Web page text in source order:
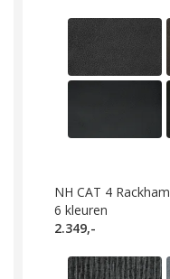
NH CAT 4 Rackham
6 kleuren
2.349,-